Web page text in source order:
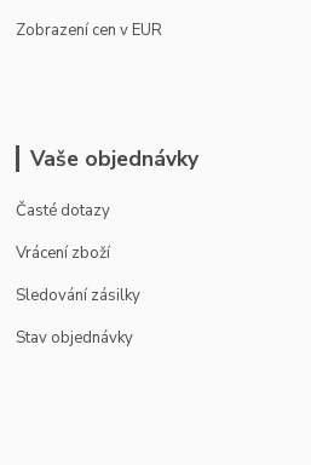
Zobrazení cen v EUR
Vaše objednávky
Časté dotazy
Vrácení zboží
Sledování zásilky
Stav objednávky